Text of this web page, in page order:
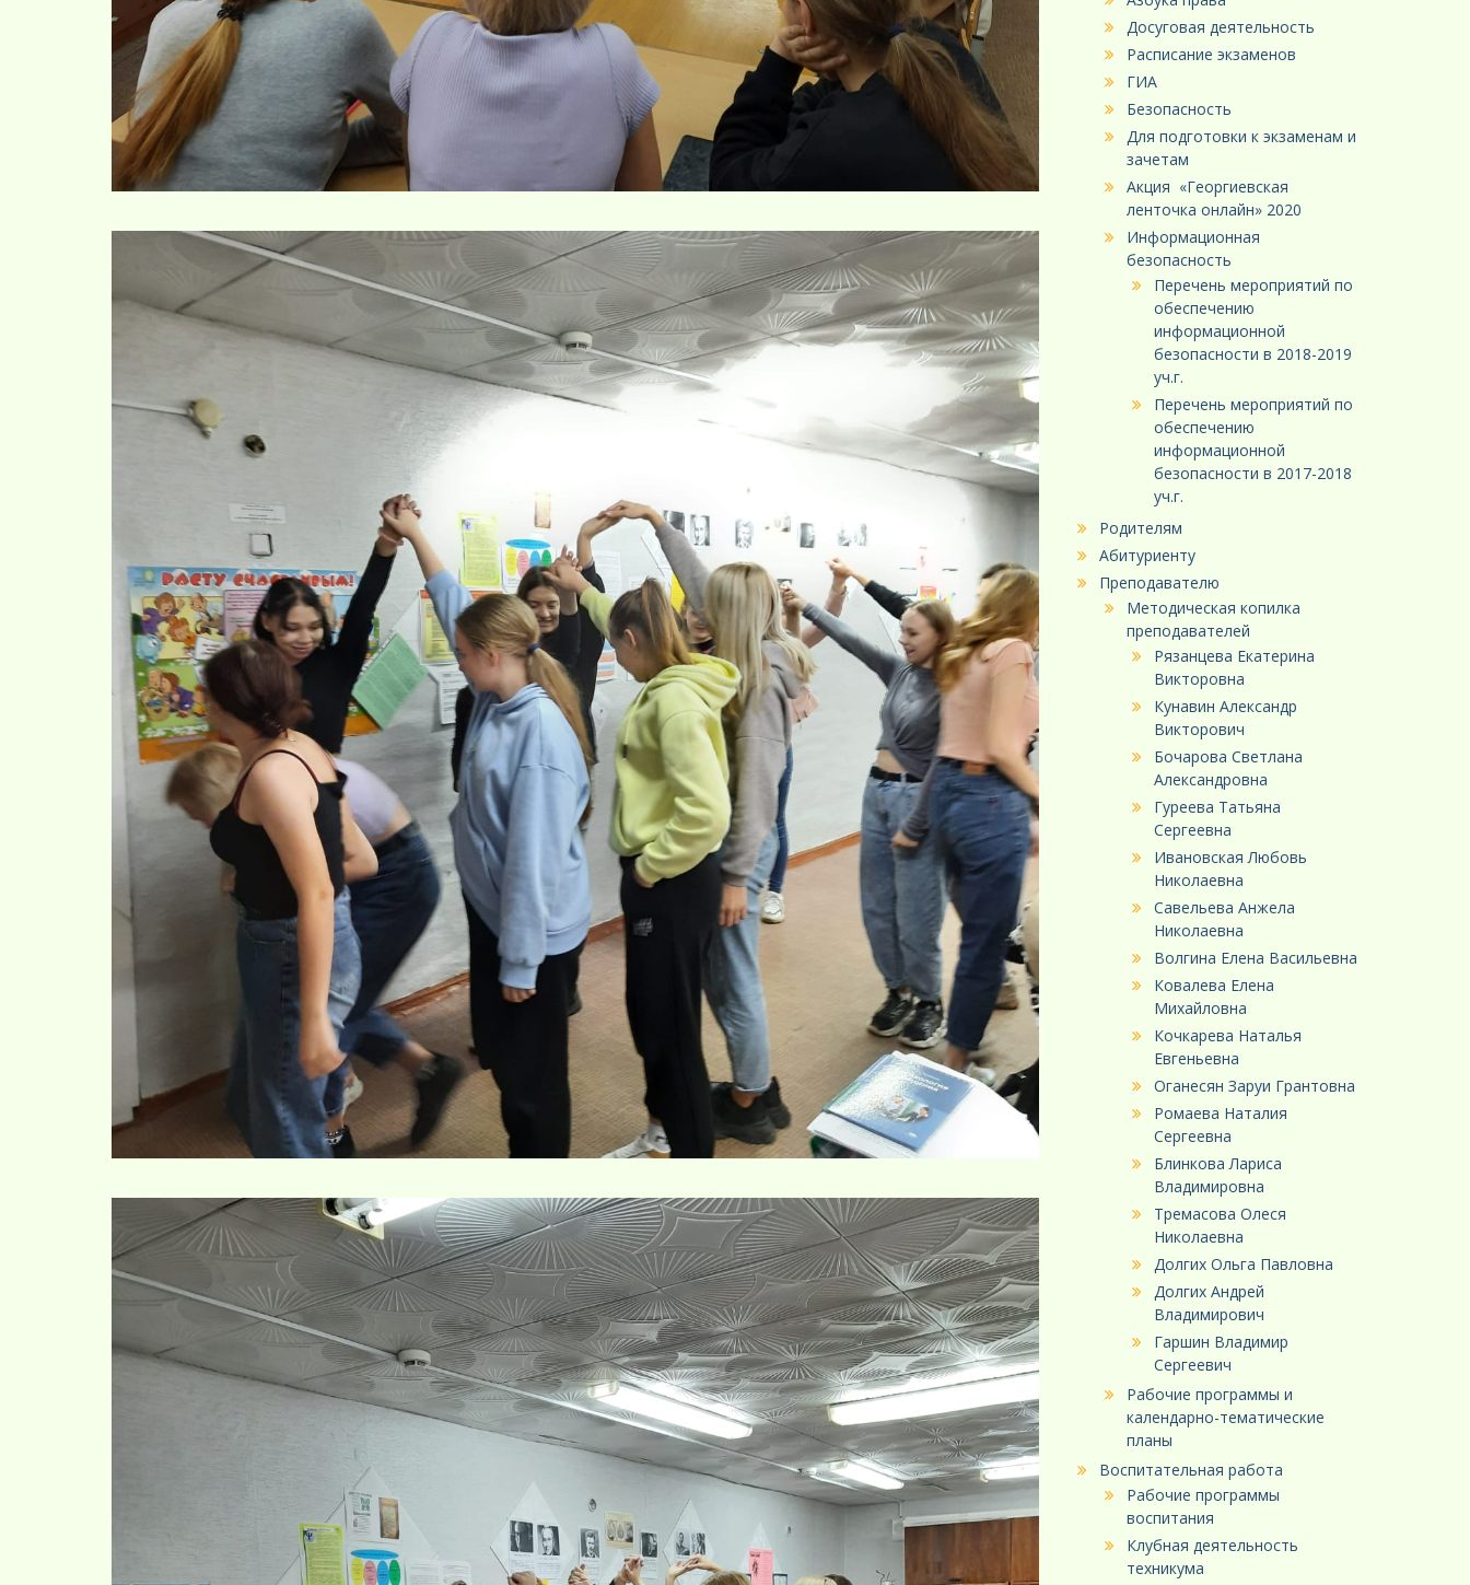
Досуговая деятельность
Расписание экзаменов
ГИА
Безопасность
Для подготовки к экзаменам и
зачетам
Акция «Георгиевская
ленточка онлайн» 2020
Информационная
безопасность
Перечень мероприятий по
обеспечению
информационной
безопасности в 2018-2019
уч.г.
Перечень мероприятий по
обеспечению
информационной
безопасности в 2017-2018
уч.г.
Родителям
Абитуриенту
Преподавателю
Методическая копилка
преподавателей
Рязанцева Екатерина
Викторовна
Кунавин Александр
Викторович
Бочарова Светлана
Александровна
Гуреева Татьяна
Сергеевна
Ивановская Любовь
Николаевна
Савельева Анжела
Николаевна
Волгина Елена Васильевна
Ковалева Елена
Михайловна
Кочкарева Наталья
Евгеньевна
Оганесян Заруи Грантовна
Ромаева Наталия
Сергеевна
Блинкова Лариса
Владимировна
Тремасова Олеся
Николаевна
Долгих Ольга Павловна
Долгих Андрей
Владимирович
Гаршин Владимир
Сергеевич
Рабочие программы и
календарно-тематические
планы
Воспитательная работа
Рабочие программы
воспитания
Клубная деятельность
техникума